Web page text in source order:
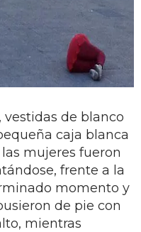
de blanco
caja blanca
mujeres fueron
frente a la
momento y
de pie con
mientras